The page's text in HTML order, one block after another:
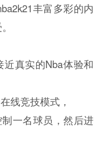
丰富多彩的内
近真实的Nba体验和
线竞技模式，
一名球员，然后进